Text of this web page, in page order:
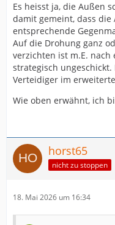
Es heisst ja, die Außen
damit gemeint, dass die
entsprechende
Auf die Drohung ganz
verzichten ist m.E. nach
strategisch
Verteidiger im
Wie oben erwähnt, ich
horst65
nicht zu stoppen
18. Mai 2026 um 16:34